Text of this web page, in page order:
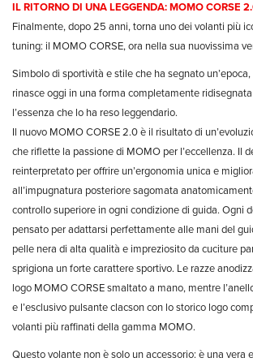
IL RITORNO DI UNA LEGGENDA: MOMO CORSE
Finalmente, dopo 25 anni, torna uno dei volanti più
tuning: il MOMO CORSE, ora nella sua nuovissima
Simbolo di sportività e stile che ha segnato
rinasce oggi in una forma completamente
l’essenza che lo ha reso leggendario.
Il nuovo MOMO CORSE 2.0 è il risultato di
che riflette la passione di MOMO per l’eccellenza. Il
reinterpretato per offrire un’ergonomia unica e
all’impugnatura posteriore sagomata
controllo superiore in ogni condizione di guida. Ogni
pensato per adattarsi perfettamente alle mani del
pelle nera di alta qualità e impreziosito da cuciture
sprigiona un forte carattere sportivo. Le razze
logo MOMO CORSE smaltato a mano, mentre
e l’esclusivo pulsante clacson con lo storico logo
volanti più raffinati della gamma MOMO.
Questo volante non è solo un accessorio: è una vera